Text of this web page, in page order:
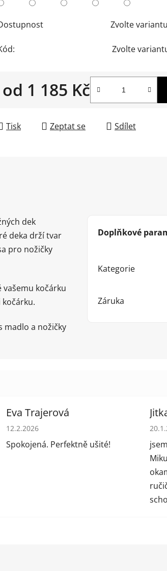
Zvolte variantu
Zvolte
od 1 185 Kč
Tisk Zeptat se Sdílet
dek
deka drží tvar
pro nožičky
kočárku
madlo a nožičky
Doplňkové
Kategorie
Záruka
Eva Trajerová
Hodnocení obchodu je 5 z 5 hvězdiček.
12.2.2026
Spokojená. Perfektně ušité!